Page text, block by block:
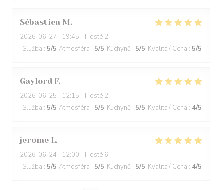
Sébastien M
2026-06-27 - 19:45 - Hosté 2
Služba : 5/5 Atmosféra : 5/5 Kuchyně : 5/5 Kvalita / Cena : 5/5
Gaylord F
2026-06-25 - 12:15 - Hosté 2
Služba : 5/5 Atmosféra : 5/5 Kuchyně : 5/5 Kvalita / Cena : 4/5
jerome L
2026-06-24 - 12:00 - Hosté 6
Služba : 5/5 Atmosféra : 5/5 Kuchyně : 5/5 Kvalita / Cena : 4/5